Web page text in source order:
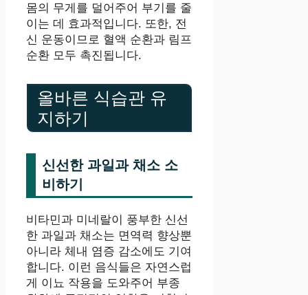
몸의 무게를 덜어주어 부기를 줄
이는 데 효과적입니다. 또한, 전
신 운동이므로 혈액 순환과 림프
순환 모두 촉진됩니다.
올바른 식습관 유
지하기
신선한 과일과 채소 소
비하기
비타민과 미네랄이 풍부한 신선
한 과일과 채소는 면역력 향상뿐
아니라 체내 염증 감소에도 기여
합니다. 이런 음식들은 자연스럽
게 이뇨 작용을 도와주어 부종